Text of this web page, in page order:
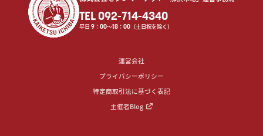
TEL 092-714-4340
平日9 ：00〜18 ：00 （土日祝を除く）
運営会社
プライバシーポリシー
特定商取引法に基づく表記
主催者Blog